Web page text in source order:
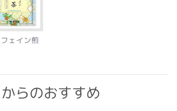
ェイン煎
らのおすすめ